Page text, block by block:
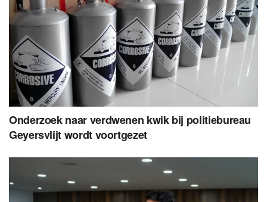
Onderzoek naar verdwenen kwik bij politiebureau
Geyersvlijt wordt voortgezet